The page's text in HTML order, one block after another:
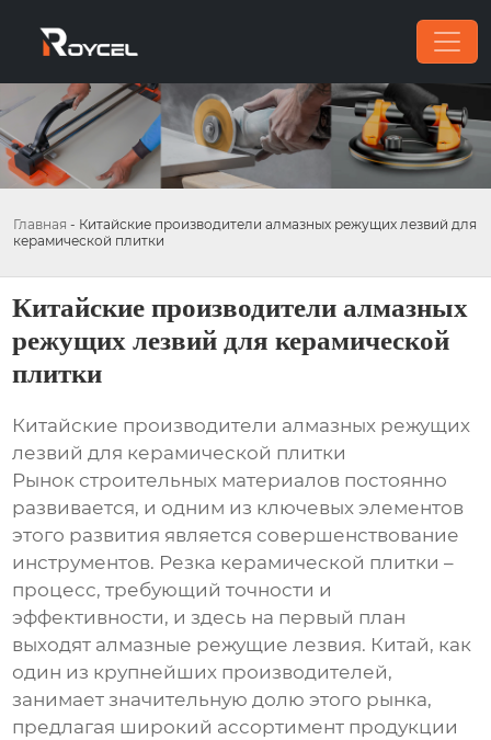
Главная - Китайские производители алмазных режущих лезвий для
керамической плитки
Китайские производители алмазных
режущих лезвий для керамической
плитки
Китайские производители алмазных режущих
лезвий для керамической плитки
Рынок строительных материалов постоянно
развивается, и одним из ключевых элементов
этого развития является совершенствование
инструментов. Резка керамической плитки –
процесс, требующий точности и
эффективности, и здесь на первый план
выходят алмазные режущие лезвия. Китай, как
один из крупнейших производителей,
занимает значительную долю этого рынка,
предлагая широкий ассортимент продукции